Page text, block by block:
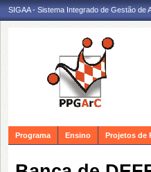
SIGAA - Sistema Integrado de Gestão de
Programa Ensino Projetos de